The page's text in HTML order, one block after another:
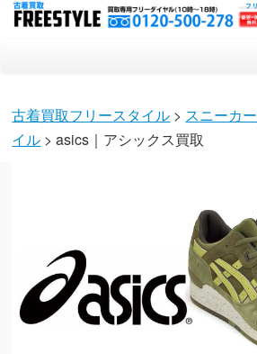
買取システム
特集記事
古着買取フリースタイル > スニーカ
イル > asics｜アシックス買取